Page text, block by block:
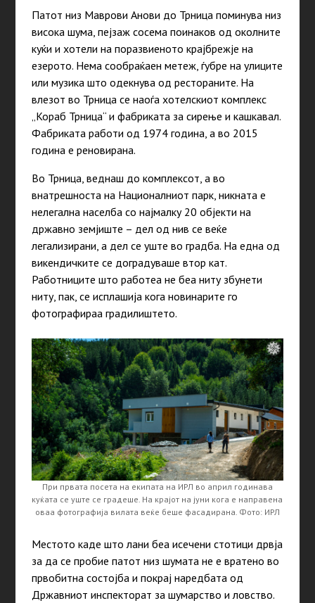
Патот низ Маврови Анови до Трница поминува низ
висока шума, пејзаж сосема поинаков од околните
куќи и хотели на поразвиеното крајбрежје на
езерото. Нема сообраќаен метеж, ѓубре на улиците
или музика што одекнува од рестораните. На
влезот во Трница се наоѓа хотелскиот комплекс
„Кораб Трница“ и фабриката за сирење и кашкавал.
Фабриката работи од 1974 година, а во 2015
година е реновирана.
Во Трница, веднаш до комплексот, а во
внатрешноста на Националниот парк, никната е
нелегална населба со најмалку 20 објекти на
државно земјиште – дел од нив се веќе
легализирани, а дел се уште во градба. На една од
викендичките се доградуваше втор кат.
Работниците што работеа не беа ниту збунети
ниту, пак, се исплашија кога новинарите го
фотографираа градилиштето.
При првата посета на екипата на ИРЛ во април годинава
куќата се уште се градеше. На крајот на јуни кога е направена
оваа фотографија вилата веќе беше фасадирана. Фото: ИРЛ
Местото каде што лани беа исечени стотици дрвја
за да се пробие патот низ шумата не е вратено во
првобитна состојба и покрај наредбата од
Државниот инспекторат за шумарство и ловство.